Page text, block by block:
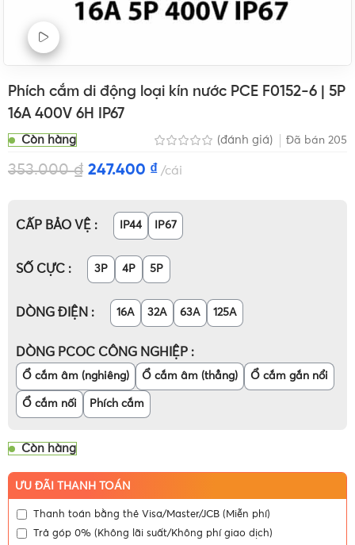
Phích cắm di động loại kín nước PCE F0152-6 | 5P
16A 400V 6H IP67
Còn hàng (đánh giá) Đã bán 205
353.000₫ 247.400 ₫ cái
CẤP BẢO VỆ IP44 IP67
SỐ CỰC 3P 4P 5P
DÒNG ĐIỆN 16A 32A 63A 125A
DÒNG PCOC CÔNG NGHIỆP
Ổ cắm âm (nghiêng) Ổ cắm âm (thẳng) Ổ cắm gắn nổi
Ổ cắm nối Phích cắm
Còn hàng
ƯU ĐÃI THANH TOÁN
Thanh toán bằng thẻ Visa/Master/JCB (Miễn phí)
Trả góp 0% (Không lãi suất/Không phí giao dịch)